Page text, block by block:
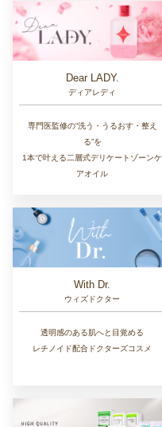
Dear LADY.
ディアレディ
専門医監修の“洗う・うるおす・整え
る”を
1本で叶える二層式デリケートゾーンケ
アオイル
With Dr.
ウィズドクター
透明感のある肌へと目覚める
レチノイド配合ドクターズコスメ